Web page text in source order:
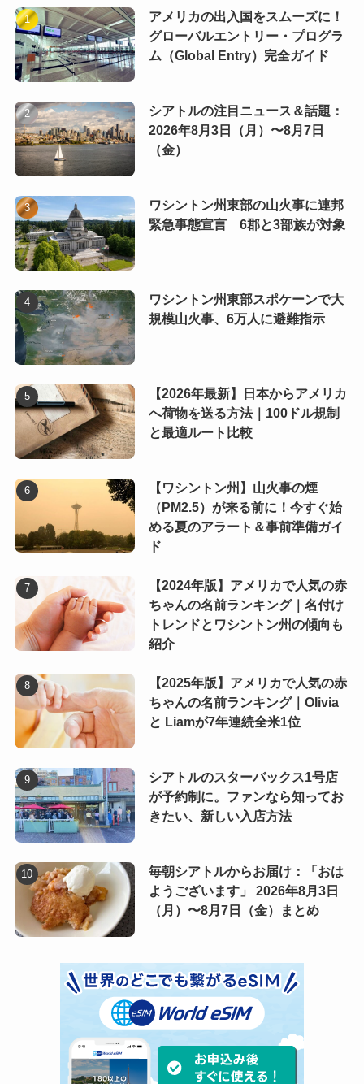
アメリカの出入国をスムーズに！
グローバルエントリー・プログラ
ム（Global Entry）完全ガイド
シアトルの注目ニュース＆話題：
2026年8月3日（月）〜8月7日
（金）
ワシントン州東部の山火事に連邦
緊急事態宣言 6郡と3部族が対象
ワシントン州東部スポケーンで大
規模山火事、6万人に避難指示
【2026年最新】日本からアメリカ
へ荷物を送る方法｜100ドル規制
と最適ルート比較
【ワシントン州】山火事の煙
（PM2.5）が来る前に！今すぐ始
める夏のアラート＆事前準備ガイ
ド
【2024年版】アメリカで人気の赤
ちゃんの名前ランキング｜名付け
トレンドとワシントン州の傾向も
紹介
【2025年版】アメリカで人気の赤
ちゃんの名前ランキング｜Olivia
と Liamが7年連続全米1位
シアトルのスターバックス1号店
が予約制に。ファンなら知ってお
きたい、新しい入店方法
毎朝シアトルからお届け：「おは
ようございます」 2026年8月3日
（月）〜8月7日（金）まとめ